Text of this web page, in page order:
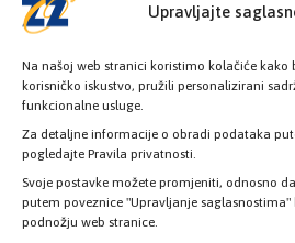
Upravljajte
Na našoj web stranici koristimo kolačiće kako
korisničko iskustvo, pružili personalizirani
funkcionalne usluge.
Za detaljne informacije o obradi podataka
pogledajte Pravila privatnosti.
Svoje postavke možete promjeniti, odnosno
putem poveznice "Upravljanje
podnožju web stranice.
NAJNOVIJI ČLANCI
Osiguranik sam ZZO KS. Mogu